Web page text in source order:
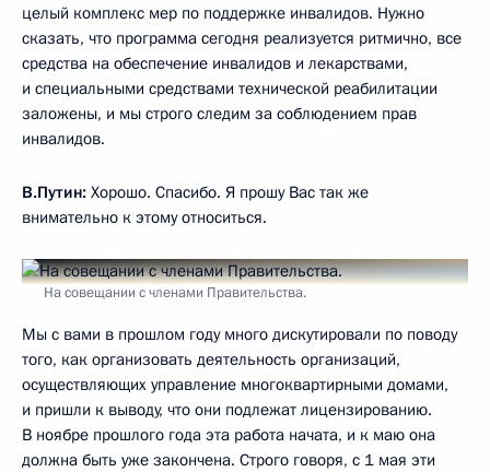
целый комплекс мер по поддержке инвалидов. Нужно
сказать, что программа сегодня реализуется ритмично, все
средства на обеспечение инвалидов и лекарствами,
и специальными средствами технической реабилитации
заложены, и мы строго следим за соблюдением прав
инвалидов.
В.Путин: Хорошо. Спасибо. Я прошу Вас так же
внимательно к этому относиться.
На совещании с членами Правительства.
Мы с вами в прошлом году много дискутировали по поводу
того, как организовать деятельность организаций,
осуществляющих управление многоквартирными домами,
и пришли к выводу, что они подлежат лицензированию.
В ноябре прошлого года эта работа начата, и к маю она
должна быть уже закончена. Строго говоря, с 1 мая эти